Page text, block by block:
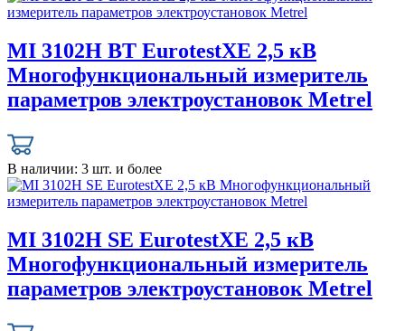
MI 3102H BT EurotestXE 2,5 кВ
Многофункциональный измеритель
параметров электроустановок Metrel
В наличии: 3 шт. и более
MI 3102H SE EurotestXE 2,5 кВ
Многофункциональный измеритель
параметров электроустановок Metrel